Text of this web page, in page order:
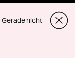
Gerade nicht